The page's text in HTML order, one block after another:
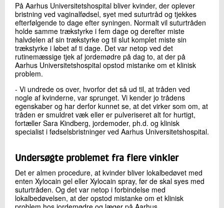
Send
På Aarhus Universitetshospital bliver kvinder, der oplever
bristning ved vaginalfødsel, syet med suturtråd og tjekkes
efterfølgende to dage efter syningen. Normalt vil suturtråden
holde samme trækstyrke i fem dage og derefter miste
halvdelen af sin trækstyrke og til slut komplet miste sin
trækstyrke i løbet af ti dage. Det var netop ved det
rutinemæssige tjek af jordemødre på dag to, at der på
Aarhus Universitetshospital opstod mistanke om et klinisk
problem.
- Vi undrede os over, hvorfor det så ud til, at tråden ved
nogle af kvinderne, var sprunget. Vi kender jo trådens
egenskaber og har derfor kunnet se, at det virker som om, at
tråden er smuldret væk eller er pulveriseret alt for hurtigt,
fortæller Sara Kindberg, jordemoder, ph.d. og klinisk
specialist i fødselsbristninger ved Aarhus Universitetshospital.
Undersøgte problemet fra flere vinkler
Det er almen procedure, at kvinder bliver lokalbedøvet med
enten Xylocain gel eller Xylocain spray, før de skal syes med
suturtråden. Og det var netop i forbindelse med
lokalbedøvelsen, at der opstod mistanke om et klinisk